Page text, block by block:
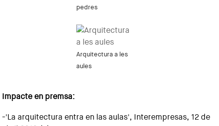
pedres
Arquitectura a les
aules
Impacte en premsa:
-'La arquitectura entra en las aulas', Interempresas, 12 de